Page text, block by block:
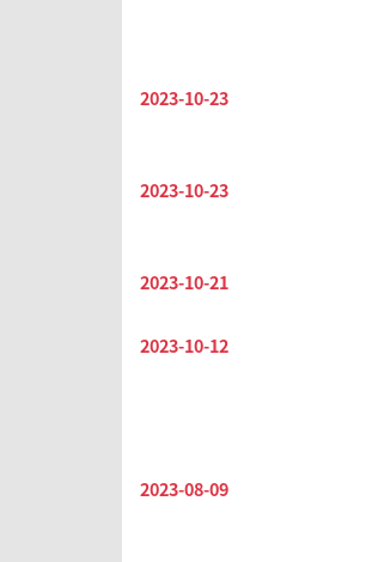
2023-10-23
2023-10-23
2023-10-21
2023-10-12
2023-08-09